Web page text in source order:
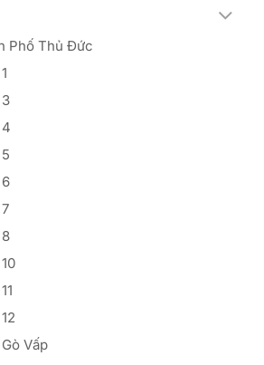
Phố Thủ Đức
Vấp